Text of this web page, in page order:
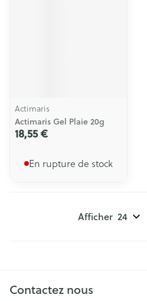
Actimaris
Actimaris Gel Plaie 20g
18,55 €
En rupture de stock
Afficher
Contactez nous